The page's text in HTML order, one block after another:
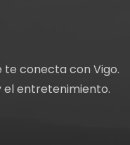
te conecta con Vigo.
entretenimiento.